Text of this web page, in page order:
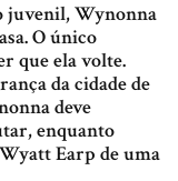
juvenil, Wynonna
O único
que ela volte.
da cidade de
deve
enquanto
Earp de uma